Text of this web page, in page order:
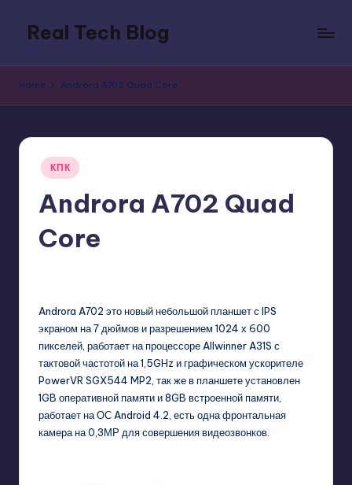
content
Real Tech Blog
on
and
digital
policy.
Home Androra A702 Quad Core
Posted
in
КПК
Androra A702 Quad
Core
Androra A702 это новый небольшой планшет с IPS
экраном на 7 дюймов и разрешением 1024 х 600
пикселей, работает на процессоре Allwinner A31S с
тактовой частотой на 1,5GHz и графическом ускорителе
PowerVR SGX544 MP2, так же в планшете установлен
1GB оперативной памяти и 8GB встроенной памяти,
работает на ОС Android 4.2, есть одна фронтальная
камера на 0,3МР для совершения видеозвонков.